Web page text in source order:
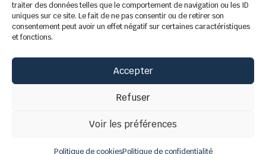
traiter des données telles que le comportement de navigation ou les ID
uniques sur ce site. Le fait de ne pas consentir ou de retirer son
consentement peut avoir un effet négatif sur certaines caractéristiques
et fonctions.
Accepter
Refuser
Voir les préférences
Politique de cookiesPolitique de confidentialité